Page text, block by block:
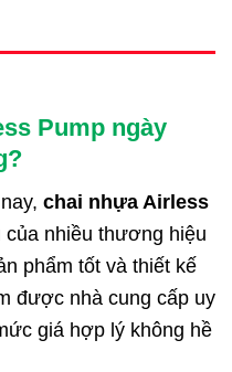
Pump ngày
chai nhựa Airless
nhiều thương hiệu
phẩm tốt và thiết kế
được nhà cung cấp uy
giá hợp lý không hề